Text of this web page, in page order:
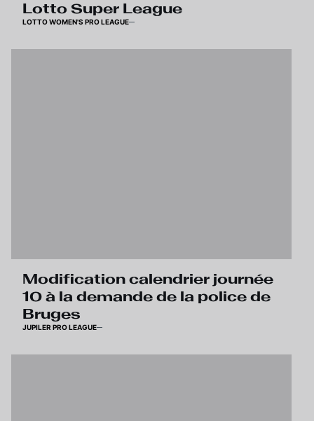
Lotto Super League
LOTTO WOMEN'S PRO LEAGUE
Modification calendrier journée
10 à la demande de la police de
Bruges
JUPILER PRO LEAGUE